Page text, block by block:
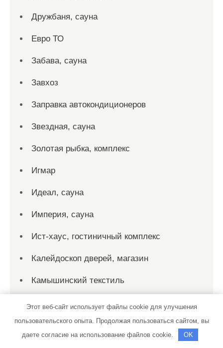
Дружбаня, сауна
Евро ТО
Забава, сауна
Завхоз
Заправка автокондиционеров
Звездная, сауна
Золотая рыбка, комплекс
Игмар
Идеал, сауна
Империя, сауна
Ист-хаус, гостиничный комплекс
Калейдоскоп дверей, магазин
Камышинский текстиль
Каспий Трак Сервис
Клементьев В. Н.
Этот веб-сайт использует файлы cookie для улучшения
пользовательского опыта. Продолжая пользоваться сайтом, вы
даете согласие на использование файлов cookie.
OK